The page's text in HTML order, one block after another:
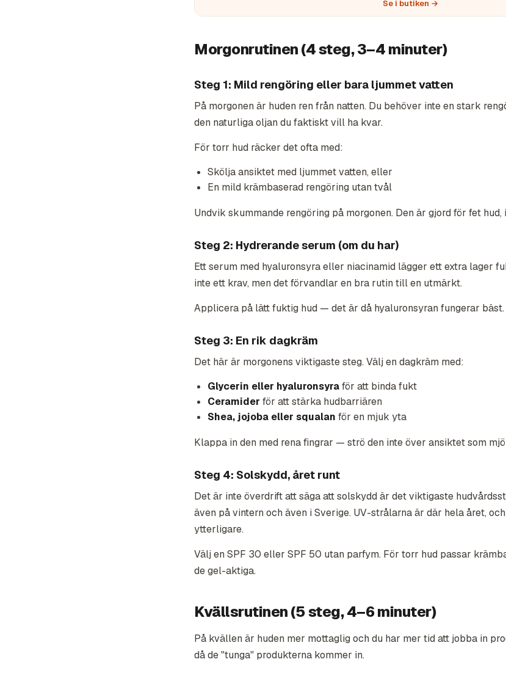
Se i butiken →
Morgonrutinen (4 steg, 3–4 minuter)
Steg 1: Mild rengöring eller bara ljummet vatten
På morgonen är huden ren från natten. Du behöver inteen stark
den naturliga oljan du faktiskt vill ha kvar.
För torr hud räcker det ofta med:
Skölja ansiktet med ljummet vatten, eller
En mild krämbaserad rengöring utan tvål
Undvik skummande rengöring på morgonen. Den är gjord för fet hud,
Steg 2: Hydrerande serum (om du har)
Ett serum med hyaluronsyra eller niacinamid lägger ett extra lager
inte ett krav, men det förvandlar en bra rutin till en utmärkt.
Applicera på lätt fuktig hud — det är då hyaluronsyran fungerar bäst.
Steg 3: En rik dagkräm
Det här är morgonens viktigaste steg. Välj en dagkräm med:
Glycerin eller hyaluronsyraför att binda fukt
Ceramider för att stärka hudbarriären
Shea, jojoba eller squalan för en mjuk yta
Klappa in den med rena fingrar — strö den inte över ansiktet som
Steg 4: Solskydd, året runt
Det är inte överdrift att säga att solskydd är det viktigaste
även på vintern och även i Sverige. UV-strålarna är där hela året,
ytterligare.
Välj en SPF 30 eller SPF 50 utan parfym. För torr hud passar
de gel-aktiga.
Kvällsrutinen (5 steg, 4–6 minuter)
På kvällen är huden mer mottaglig och du har mer tid att jobba in
då de "tunga" produkterna kommer in.